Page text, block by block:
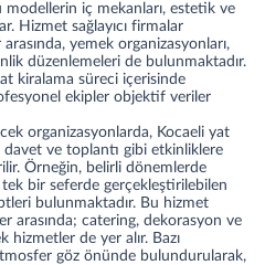
modellerin iç mekanları, estetik ve
Hizmet sağlayıcı firmalar
yemek organizasyonları,
düzenlemeleri de bulunmaktadır.
kiralama süreci içerisinde
ekipler objektif veriler
organizasyonlarda, Kocaeli yat
ve toplantı gibi etkinliklere
Örneğin, belirli dönemlerde
bir seferde gerçekleştirilebilen
bulunmaktadır. Bu hizmet
arasında; catering, dekorasyon ve
hizmetler de yer alır. Bazı
göz önünde bulundurularak,